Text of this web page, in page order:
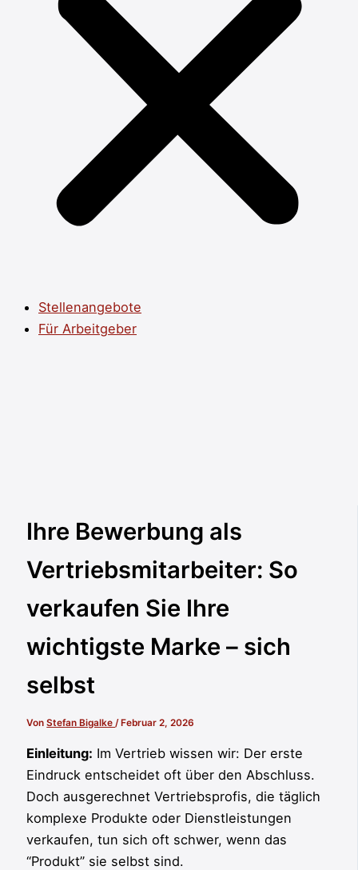
Stellenangebote
Für Arbeitgeber
Ihre Bewerbung als
Vertriebsmitarbeiter: So
verkaufen Sie Ihre
wichtigste Marke – sich
selbst
VonStefan Bigalke /Februar 2, 2026
Einleitung: Im Vertrieb wissen wir: Der erste
Eindruck entscheidet oft über den Abschluss.
Doch ausgerechnet Vertriebsprofis, die täglich
komplexe Produkte oder Dienstleistungen
verkaufen, tun sich oft schwer, wenn das
“Produkt” sie selbst sind.